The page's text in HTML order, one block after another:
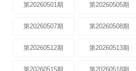
第20260501期 第20260505期
第20260507期 第20260508期
第20260512期 第20260513期
第20260515期 第20260518期